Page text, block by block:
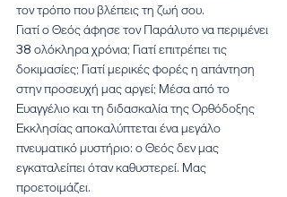
τον τρόπο που βλέπεις τη ζωή σου.
Γιατί ο Θεός άφησε τον Παράλυτο να περιμένει
38 ολόκληρα χρόνια; Γιατί επιτρέπει τις
δοκιμασίες; Γιατί μερικές φορές η απάντηση
στην προσευχή μας αργεί; Μέσα από το
Ευαγγέλιο και τη διδασκαλία της Ορθόδοξης
Εκκλησίας αποκαλύπτεται ένα μεγάλο
πνευματικό μυστήριο: ο Θεός δεν μας
εγκαταλείπει όταν καθυστερεί. Μας
προετοιμάζει.